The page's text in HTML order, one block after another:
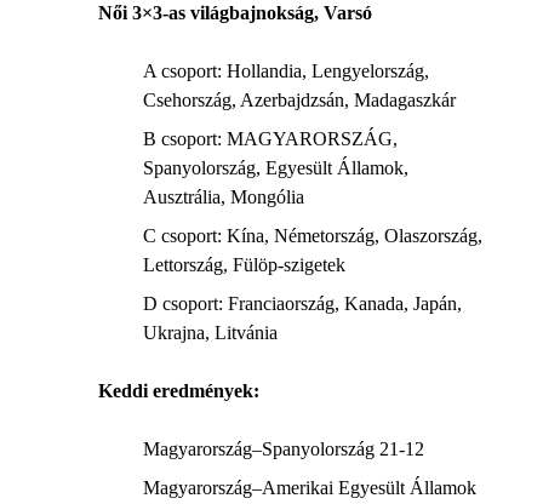
Női 3×3-as világbajnokság, Varsó
A csoport: Hollandia, Lengyelország,
Csehország, Azerbajdzsán, Madagaszkár
B csoport: MAGYARORSZÁG,
Spanyolország, Egyesült Államok,
Ausztrália, Mongólia
C csoport: Kína, Németország, Olaszország,
Lettország, Fülöp-szigetek
D csoport: Franciaország, Kanada, Japán,
Ukrajna, Litvánia
Keddi eredmények:
Magyarország–Spanyolország 21-12
Magyarország–Amerikai Egyesült Államok